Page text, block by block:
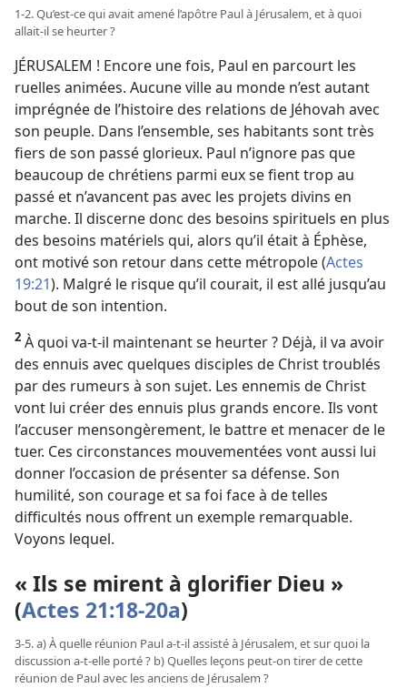
1-2. Qu’est-ce qui avait amené l’apôtre Paul à Jérusalem, et à quoi
allait-il se heurter ?
JÉRUSALEM ! Encore une fois, Paul en parcourt les
ruelles animées. Aucune ville au monde n’est autant
imprégnée de l’histoire des relations de Jéhovah avec
son peuple. Dans l’ensemble, ses habitants sont très
fiers de son passé glorieux. Paul n’ignore pas que
beaucoup de chrétiens parmi eux se fient trop au
passé et n’avancent pas avec les projets divins en
marche. Il discerne donc des besoins spirituels en plus
des besoins matériels qui, alors qu’il était à Éphèse,
ont motivé son retour dans cette métropole (Actes
19:21). Malgré le risque qu’il courait, il est allé jusqu’au
bout de son intention.
2 À quoi va-t-il maintenant se heurter ? Déjà, il va avoir
des ennuis avec quelques disciples de Christ troublés
par des rumeurs à son sujet. Les ennemis de Christ
vont lui créer des ennuis plus grands encore. Ils vont
l’accuser mensongèrement, le battre et menacer de le
tuer. Ces circonstances mouvementées vont aussi lui
donner l’occasion de présenter sa défense. Son
humilité, son courage et sa foi face à de telles
difficultés nous offrent un exemple remarquable.
Voyons lequel.
« Ils se mirent à glorifier Dieu »
(Actes 21:18-20a)
3-5. a) À quelle réunion Paul a-t-il assisté à Jérusalem, et sur quoi la
discussion a-t-elle porté ? b) Quelles leçons peut-on tirer de cette
réunion de Paul avec les anciens de Jérusalem ?